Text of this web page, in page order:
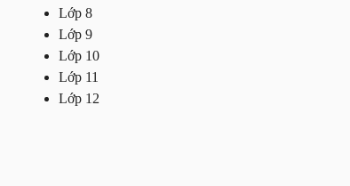
Lớp 8
Lớp 9
Lớp 10
Lớp 11
Lớp 12